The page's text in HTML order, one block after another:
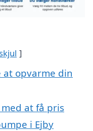
opvarme din
at få pris
i Ejby